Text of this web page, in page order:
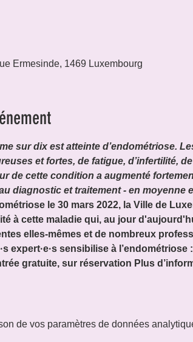
Ermesinde, 1469 Luxembourg
sur dix est atteinte d’endométriose.
et fortes, de fatigue, d’infertilité,
de cette condition a augmenté
diagnostic et traitement - en moyenne
le 30 mars 2022, la Ville de
à cette maladie qui, au jour
elles-mêmes et de nombreux
expert·e·s sensibilise à
gratuite, sur réservation Plus
de vos paramètres de données